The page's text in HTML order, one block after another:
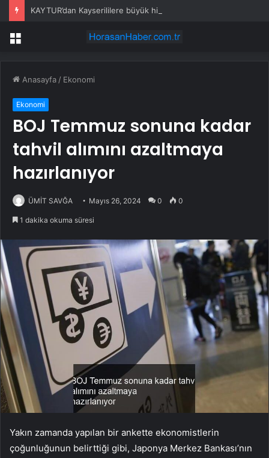
KAYTUR’dan Kayserililere büyük hizmetler
Menü
Anasayfa / Ekonomi
Ekonomi
BOJ Temmuz sonuna kadar
tahvil alımını azaltmaya
hazırlanıyor
ÜMİT SAVĞA Mayıs 26, 2024 0 0
1 dakika okuma süresi
Yakın zamanda yapılan bir ankette ekonomistlerin
çoğunluğunun belirttiği gibi, Japonya Merkez Bankası’nın